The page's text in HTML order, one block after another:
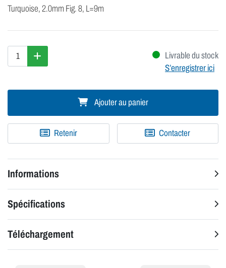
Turquoise, 2.0mm Fig. 8, L=9m
Livrable du stock
S’enregistrer ici
Ajouter au panier
Retenir Contacter
Informations
Spécifications
Téléchargement